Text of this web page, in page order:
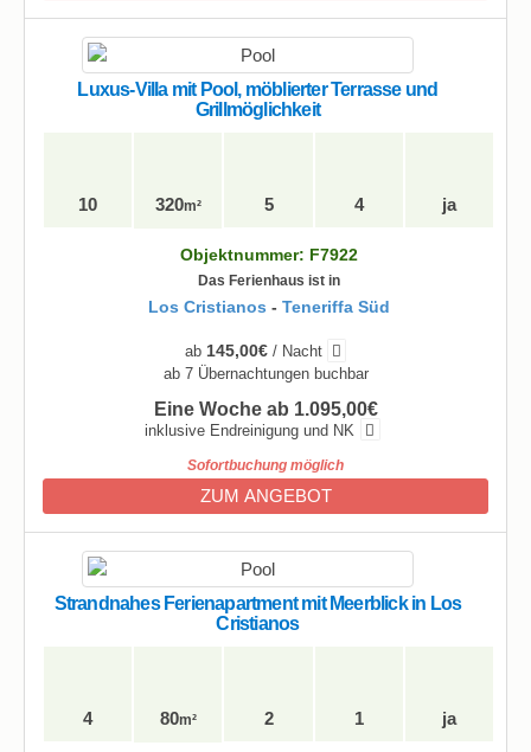
Luxus-Villa mit Pool, möblierter Terrasse und
Grillmöglichkeit
10 320m² 5 4 ja
Objektnummer: F7922
Das Ferienhaus ist in
Los Cristianos - Teneriffa Süd
ab 145,00€/ Nacht
ab 7 Übernachtungen buchbar
Eine Woche ab 1.095,00€
inklusive Endreinigung und NK
Sofortbuchung möglich
ZUM ANGEBOT
Strandnahes Ferienapartment mit Meerblick in Los
Cristianos
4 80m² 2 1 ja